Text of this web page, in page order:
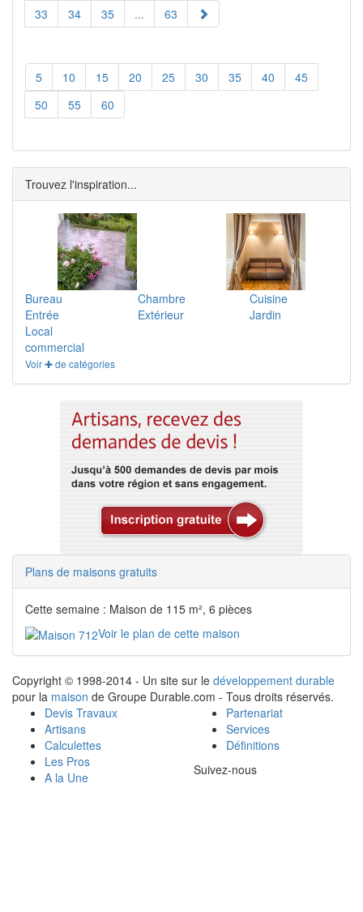
33
34 35 ... 63
5 10 15 20 25 30 35 40
45
50
55 60
Trouvez l'inspiration...
Bureau Chambre
Cuisine
Entrée
Extérieur
Jardin
Local
commercial
Voir ✚ de catégories
Plans de maisons gratuits
Cette semaine : Maison de 115 m², 6 pièces
Voir le plan de cette maison
Copyright © 1998-2014 - Un site sur le développement durable
pour la maison de Groupe Durable.com - Tous droits réservés.
Devis Travaux
Artisans
Calculettes
Les Pros
A la Une
Partenariat
Services
Définitions
Suivez-nous